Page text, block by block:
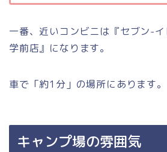
一番、近いコンビニは『セブン-
学前店』になります。
車で「約1分」の場所にあります。
キャンプ場の雰囲気